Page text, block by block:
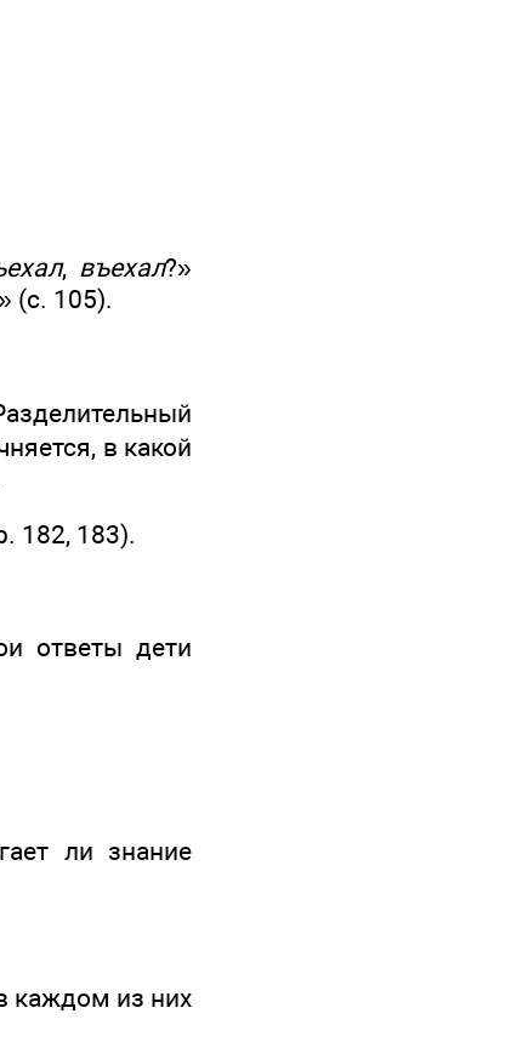
, въехал?»
(с. 105).
в какой
182, 183).
ответы дети
ли знание
каждом из них